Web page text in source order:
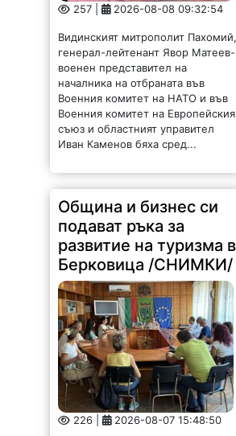
257 | 2026-08-08 09:32:54
Видинският митрополит Пахомий,
генерал-лейтенант Явор Матеев-
военен представител на
началника на отбраната във
Военния комитет на НАТО и във
Военния комитет на Европейския
съюз и областният управител
Иван Каменов бяха сред...
Община и бизнес си
подават ръка за
развитие на туризма в
Берковица /СНИМКИ/
226 | 2026-08-07 15:48:50